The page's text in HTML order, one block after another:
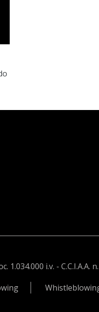
1.034.000 i.v. -